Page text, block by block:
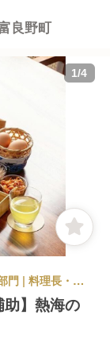
良野町
1/4
リゾートホテル, ラグジュアリーホテル | 調理部門 | 料理長・料理長候補 | UMITO熱海本邸 Restaurant
助】熱海の